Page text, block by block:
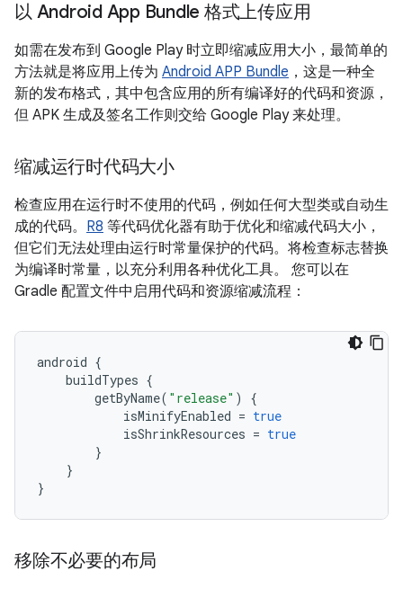
以 Android App Bundle 格式上传应用
如需在发布到 Google Play 时立即缩减应用大小，最简单的
方法就是将应用上传为 Android APP Bundle ，这是一种全
新的发布格式，其中包含应用的所有编译好的代码和资源，
但 APK 生成及签名工作则交给 Google Play 来处理。
缩减运行时代码大小
检查应用在运行时不使用的代码，例如任何大型类或自动生
成的代码。 R8 等代码优化器有助于优化和缩减代码大小，
但它们无法处理由运行时常量保护的代码。将检查标志替换
为编译时常量，以充分利用各种优化工具。 您可以在
Gradle 配置文件中启用代码和资源缩减流程：
android {
buildTypes {
getByName( "release" )
{
isMinifyEnabled = true
isShrinkResources = true
}
}
}
移除不必要的布局